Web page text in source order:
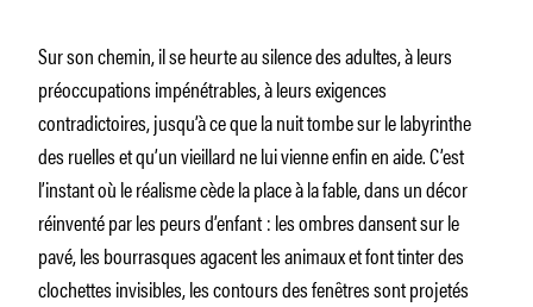
Sur son chemin, il se heurte au silence des adultes, à leurs
préoccupations impénétrables, à leurs exigences
contradictoires, jusqu’à ce que la nuit tombe sur le labyrinthe
des ruelles et qu’un vieillard ne lui vienne enfin en aide. C’est
l’instant où le réalisme cède la place à la fable, dans un décor
réinventé par les peurs d’enfant : les ombres dansent sur le
pavé, les bourrasques agacent les animaux et font tinter des
clochettes invisibles, les contours des fenêtres sont projetés